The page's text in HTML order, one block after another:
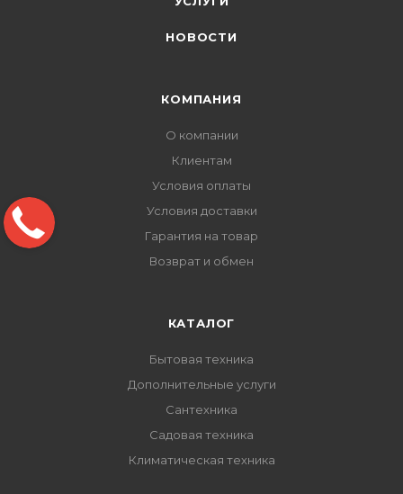
НОВОСТИ
КОМПАНИЯ
О компании
Клиентам
Условия оплаты
Условия доставки
Гарантия на товар
Возврат и обмен
КАТАЛОГ
Бытовая техника
Дополнительные услуги
Сантехника
Садовая техника
Климатическая техника